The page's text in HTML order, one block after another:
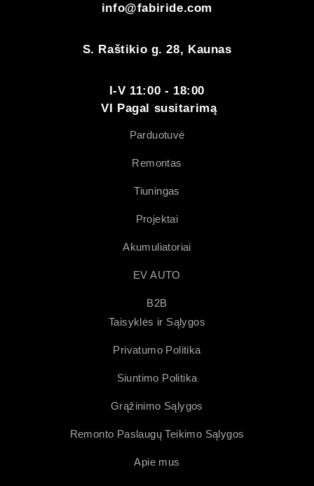
info@fabiride.com
S. Raštikio g. 28, Kaunas
I-V 11:00 - 18:00
VI Pagal susitarimą
Parduotuvė
Remontas
Tiuningas
Projektai
Akumuliatoriai
EV AUTO
B2B
Taisyklės ir Sąlygos
Privatumo Politika
Siuntimo Politika
Grąžinimo Sąlygos
Remonto Paslaugų Teikimo Sąlygos
Apie mus